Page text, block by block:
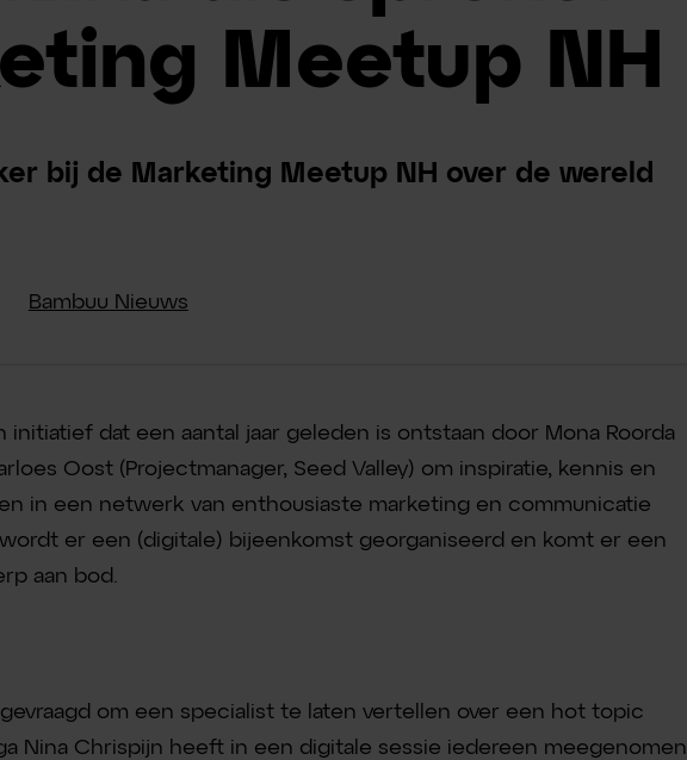
Meetup NH
bij de Marketing Meetup NH over de wereld
Bambuu Nieuws
initiatief dat een aantal jaar geleden is ontstaan door Mona Roorda
Oost (Projectmanager, Seed Valley) om inspiratie, kennis en
in een netwerk van enthousiaste marketing en communicatie
er een (digitale) bijeenkomst georganiseerd en komt er een
aan bod.
om een specialist te laten vertellen over een hot topic
Nina Chrispijn heeft in een digitale sessie iedereen meegenomen